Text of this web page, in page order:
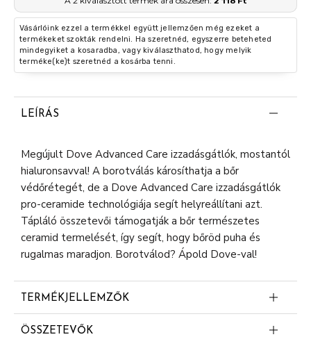
Vásárlóink ezzel a termékkel együtt jellemzően még ezeket a
termékeket szokták rendelni. Ha szeretnéd, egyszerre beteheted
mindegyiket a kosaradba, vagy kiválaszthatod, hogy melyik
terméke(ke)t szeretnéd a kosárba tenni.
LEÍRÁS
Megújult Dove Advanced Care izzadásgátlók, mostantól
hialuronsavval! A borotválás károsíthatja a bőr
védőrétegét, de a Dove Advanced Care izzadásgátlók
pro-ceramide technológiája segít helyreállítani azt.
Tápláló összetevői támogatják a bőr természetes
ceramid termelését, így segít, hogy bőröd puha és
rugalmas maradjon. Borotválod? Ápold Dove-val!
TERMÉKJELLEMZŐK
Női stift
ÖSSZETEVŐK